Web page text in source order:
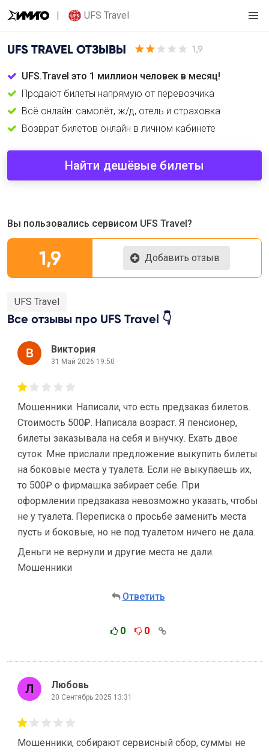
UFS Travel
UFS TRAVEL ОТЗЫВЫ 1,9
UFS.Travel это 1 миллион человек в месяц!
Продают билеты напрямую от перевозчика
Всё онлайн: самолёт, ж/д, отель и страховка
Возврат билетов онлайн в личном кабинете
Найти дешёвые билеты
Вы пользовались сервисом UFS Travel?
1,9 Добавить отзыв
UFS Travel
Все отзывы про UFS Travel 👇
Виктория
31 Май 2026 19:50
Мошенники. Написали, что есть предзаказ билетов.
Стоимость 500₽. Написала возраст. Я пенсионер,
билеты заказывала на себя и внучку. Ехать двое
суток. Мне прислали предложение выкупить билеты
на боковые места у туалета. Если не выкупаешь их,
то 500₽ о фирмашка забирает себе. При
оформлении предзаказа невозможно указать, чтобы
не у туалета. Переписка о просьбе заменить места
пусть и боковые, но не под туалетом ничего не дала.
Деньги не вернули и другие места не дали.
Мошенники
Ответить
0 0
Любовь
20 Сентябрь 2025 13:31
Мошенники, собирают сервисный сбор, суммы не